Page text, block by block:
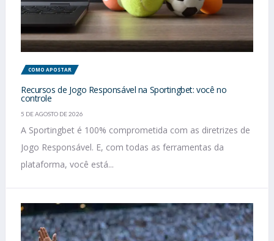
COMO APOSTAR
Recursos de Jogo Responsável na Sportingbet: você no
controle
5 DE AGOSTO DE 2026
A Sportingbet é 100% comprometida com as diretrizes de
Jogo Responsável. E, com todas as ferramentas da
plataforma, você está...